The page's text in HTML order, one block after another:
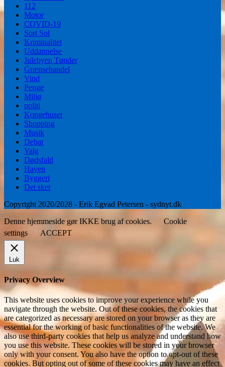
112
Motor
COVID-19
Sort Sol
Kriminalitet
Uddannelse
Julebyen Tønder
Grænsehandel
Vind
Penge
Miljø
politi
Kongehuset
Shopping
Musik
Debat
Valg
Dødsfald
Haven
Byggeri
Det sker
Copyright 2020/2028 - Erik Egvad Petersen - sydnyt.dk
Denne hjemmeside gør IKKE brug af cookies.
Cookie
settings
ACCEPT
Luk
Privacy Overview
This website uses cookies to improve your experience while you
navigate through the website. Out of these cookies, the cookies that
are categorized as necessary are stored on your browser as they are
essential for the working of basic functionalities of the website. We
also use third-party cookies that help us analyze and understand how
you use this website. These cookies will be stored in your browser
only with your consent. You also have the option to opt-out of these
cookies. But opting out of some of these cookies may have an effect